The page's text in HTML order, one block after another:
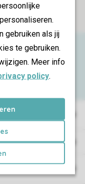
gebruiken als jij
te gebruiken.
Meer info
policy.